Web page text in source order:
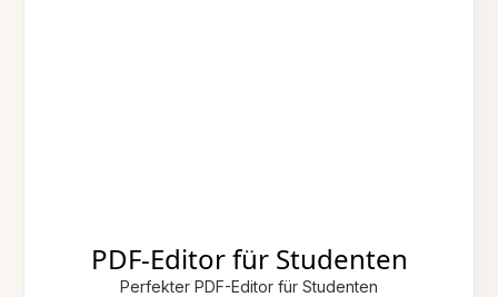
PDF-Editor für Studenten
Perfekter PDF-Editor für Studenten